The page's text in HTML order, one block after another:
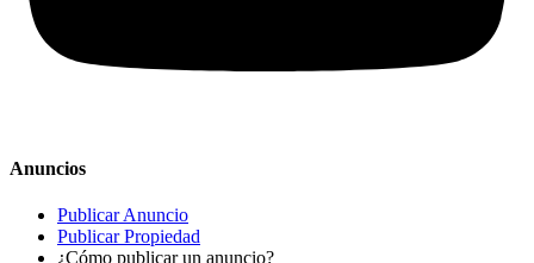
Anuncios
Publicar Anuncio
Publicar Propiedad
¿Cómo publicar un anuncio?